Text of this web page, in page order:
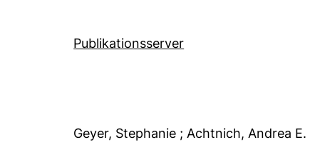
Publikationsserver
Geyer, Stephanie ; Achtnich, Andrea E.